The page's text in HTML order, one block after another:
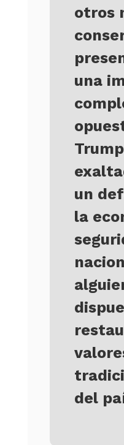
otros
una
un
la
del